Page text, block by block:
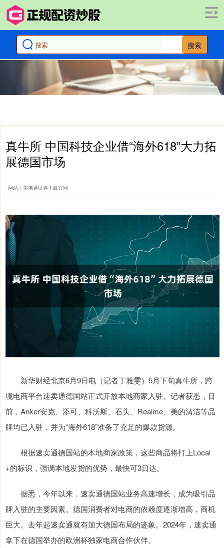
搜索
真牛所 中国科技企业借“海外618”大力拓
展德国市场
网站：美港通证券下载官网
新华财经北京6月9日电（记者丁雅雯）5月下旬真牛所，跨
境电商平台速卖通德国站正式开放本地商家入驻。记者获悉，目
前，Anker安克、添可、科沃斯、石头、Realme、美的清洁等品
牌均已入驻，并为“海外618”准备了充足的爆款货源。
根据速卖通德国站的本地商家政策，这些商品将打上Local
+的标识，强调本地发货的优势，最快可3日达。
据悉，今年以来，速卖通德国站业务高速增长，成为吸引品
牌入驻的主要因素。德国消费者对电商的依赖度逐渐增高，商机
巨大。去年起速卖通就有加大德国布局的迹象。2024年，速卖通
拿下在德国举办的欧洲杯独家电商合作伙伴。